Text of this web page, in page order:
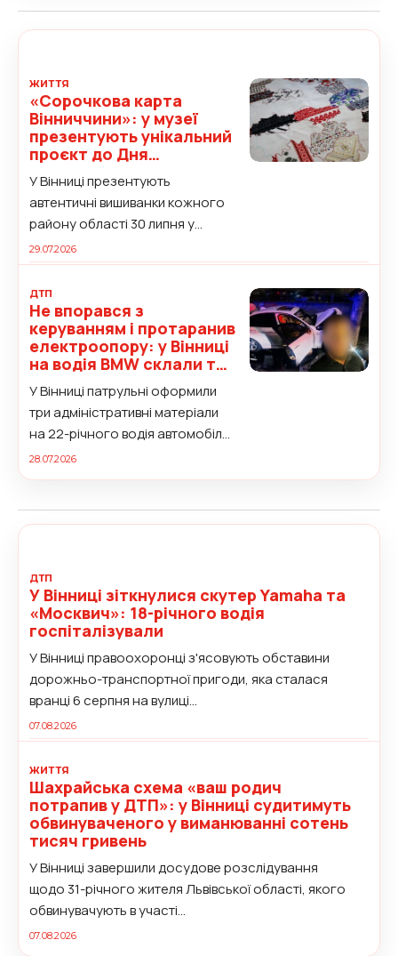
ЖИТТЯ
«Сорочкова карта
Вінниччини»: у музеї
презентують унікальний
проєкт до Дня
Незалежності
У Вінниці презентують
автентичні вишиванки кожного
району області 30 липня у
Вінницькому обласному
краєзнавчому музеї...
29.07.2026
ДТП
Не впорався з
керуванням і протаранив
електроопору: у Вінниці
на водія BMW склали три
адмінматеріали
У Вінниці патрульні оформили
три адміністративні матеріали
на 22-річного водія автомобіля
BMW 328, який...
28.07.2026
ДТП
У Вінниці зіткнулися скутер Yamaha та
«Москвич»: 18-річного водія
госпіталізували
У Вінниці правоохоронці з'ясовують обставини
дорожньо-транспортної пригоди, яка сталася
вранці 6 серпня на вулиці...
07.08.2026
ЖИТТЯ
Шахрайська схема «ваш родич
потрапив у ДТП»: у Вінниці судитимуть
обвинуваченого у виманюванні сотень
тисяч гривень
У Вінниці завершили досудове розслідування
щодо 31-річного жителя Львівської області, якого
обвинувачують в участі...
07.08.2026